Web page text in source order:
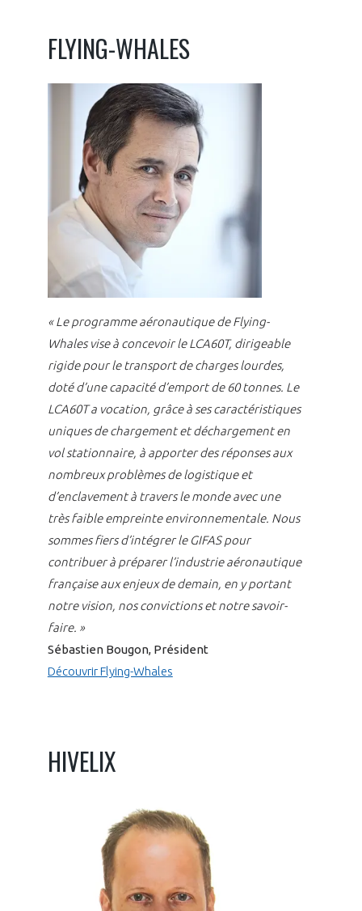
FLYING-WHALES
« Le programme aéronautique de Flying-
Whales vise à concevoir le LCA60T, dirigeable
rigide pour le transport de charges lourdes,
doté d’une capacité d’emport de 60 tonnes. Le
LCA60T a vocation, grâce à ses caractéristiques
uniques de chargement et déchargement en
vol stationnaire, à apporter des réponses aux
nombreux problèmes de logistique et
d’enclavement à travers le monde avec une
très faible empreinte environnementale. Nous
sommes fiers d’intégrer le GIFAS pour
contribuer à préparer l’industrie aéronautique
française aux enjeux de demain, en y portant
notre vision, nos convictions et notre savoir-
faire. »
Sébastien Bougon, Président
Découvrir Flying-Whales
HIVELIX